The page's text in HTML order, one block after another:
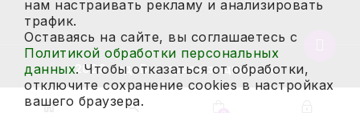
ХОББИ И ТВОРЧЕСТВО
ИНСТРУМЕНТЫ И РЕМОНТ
СПОРТ И ОТДЫХ
2026 год. Все права защищены.
нам настраивать рекламу и анализировать
трафик.
Оставаясь на сайте, вы соглашаетесь с
Политикой обработки персональных
данных. Чтобы отказаться от обработки,
отключите сохранение cookies в настройках
вашего браузера.